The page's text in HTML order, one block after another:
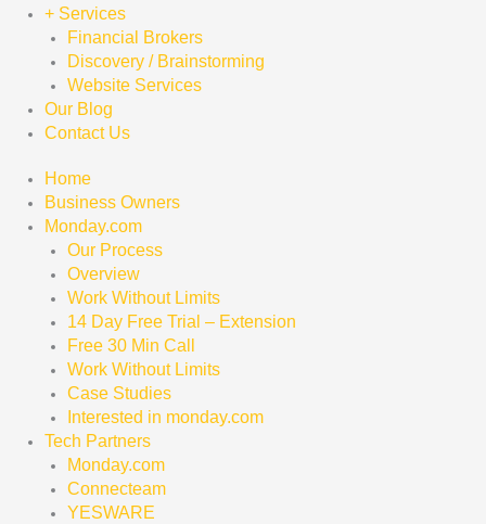
+ Services
Financial Brokers
Discovery / Brainstorming
Website Services
Our Blog
Contact Us
Home
Business Owners
Monday.com
Our Process
Overview
Work Without Limits
14 Day Free Trial – Extension
Free 30 Min Call
Work Without Limits
Case Studies
Interested in monday.com
Tech Partners
Monday.com
Connecteam
YESWARE